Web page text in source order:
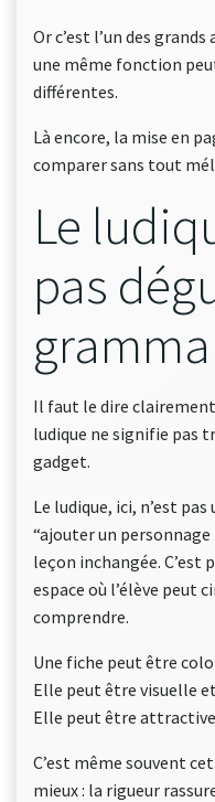
Or c’est l’un des
une même fonction
différentes.
Là encore, la mise en
comparer sans tout
Le
pas
Il faut le dire
ludique ne signifie pas
gadget.
Le ludique, ici, n’est pas
“ajouter un
leçon inchangée. C’est
espace où l’élève peut
comprendre.
Une fiche peut être
Elle peut être visuelle
Elle peut être
C’est même souvent
mieux : la rigueur